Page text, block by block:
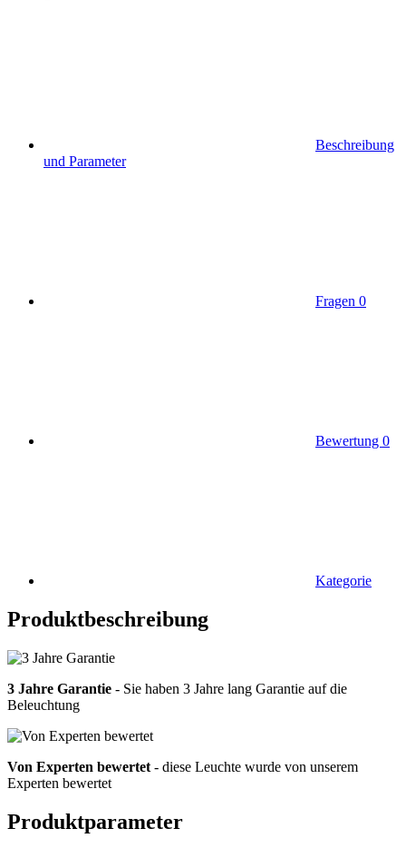
Beschreibung
und Parameter
Fragen 0
Bewertung 0
Kategorie
Produktbeschreibung
3 Jahre Garantie - Sie haben 3 Jahre lang Garantie auf die
Beleuchtung
Von Experten bewertet - diese Leuchte wurde von unserem
Experten bewertet
Produktparameter